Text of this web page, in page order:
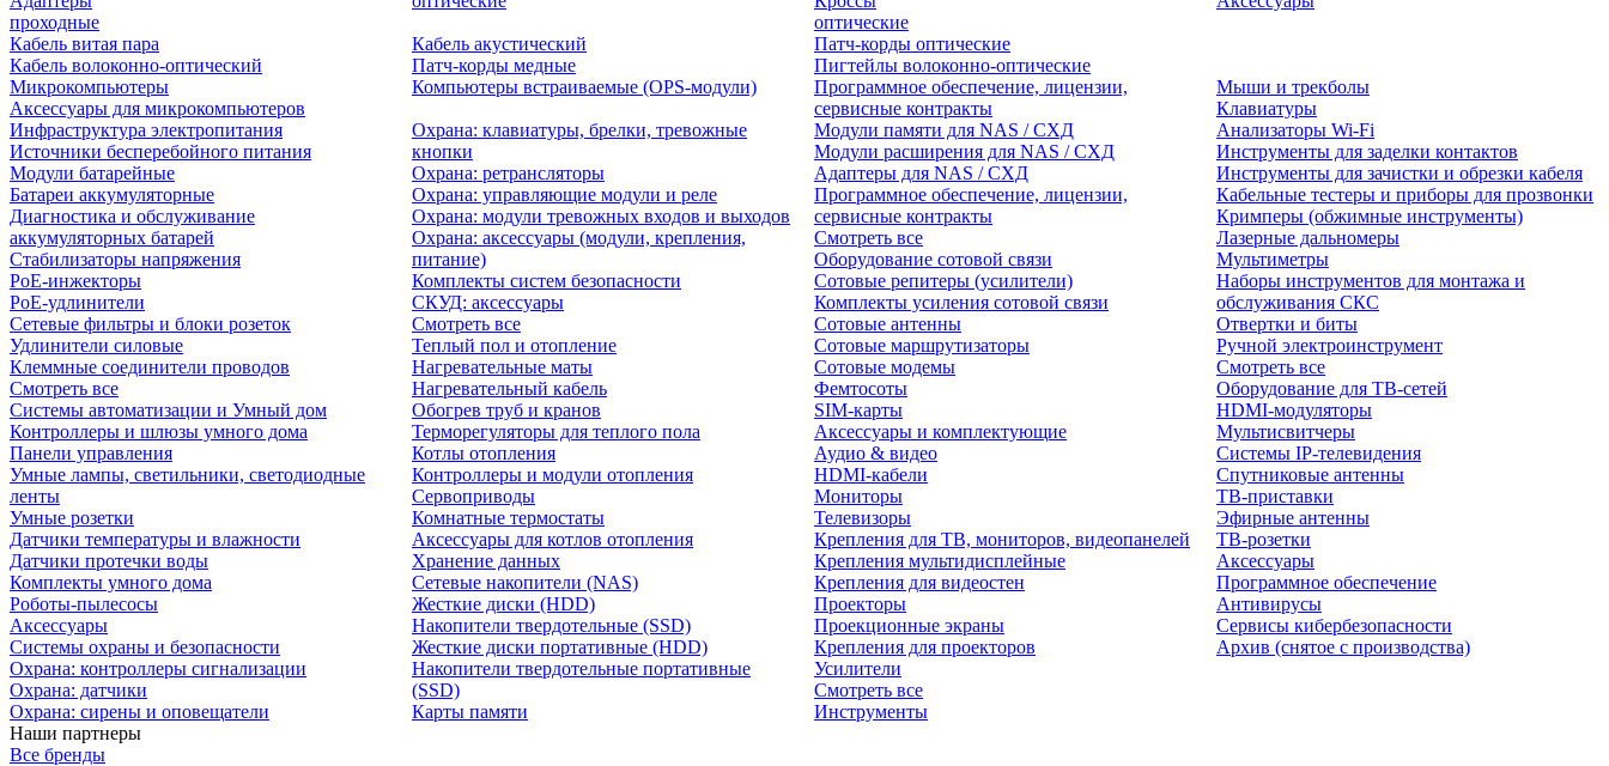
проходные
оптические
Кабель витая пара
Кабель волоконно-оптический
Кабель акустический
Патч-корды медные
Патч-корды оптические
Пигтейлы волоконно-оптические
Микрокомпьютеры
Аксессуары для микрокомпьютеров
Компьютеры встраиваемые (OPS-модули)
Программное обеспечение, лицензии,
сервисные контракты
Мыши и трекболы
Клавиатуры
Инфраструктура электропитания
Источники бесперебойного питания
Модули батарейные
Батареи аккумуляторные
Диагностика и обслуживание
аккумуляторных батарей
Стабилизаторы напряжения
PoE-инжекторы
PoE-удлинители
Сетевые фильтры и блоки розеток
Удлинители силовые
Клеммные соединители проводов
Смотреть все
Системы автоматизации и Умный дом
Контроллеры и шлюзы умного дома
Панели управления
Умные лампы, светильники, светодиодные
ленты
Умные розетки
Датчики температуры и влажности
Датчики протечки воды
Комплекты умного дома
Роботы-пылесосы
Аксессуары
Системы охраны и безопасности
Охрана: контроллеры сигнализации
Охрана: датчики
Охрана: сирены и оповещатели
Охрана: клавиатуры, брелки, тревожные
кнопки
Охрана: ретрансляторы
Охрана: управляющие модули и реле
Охрана: модули тревожных входов и выходов
Охрана: аксессуары (модули, крепления,
питание)
Комплекты систем безопасности
СКУД: аксессуары
Смотреть все
Теплый пол и отопление
Нагревательные маты
Нагревательный кабель
Обогрев труб и кранов
Терморегуляторы для теплого пола
Котлы отопления
Контроллеры и модули отопления
Сервоприводы
Комнатные термостаты
Аксессуары для котлов отопления
Хранение данных
Сетевые накопители (NAS)
Жесткие диски (HDD)
Накопители твердотельные (SSD)
Жесткие диски портативные (HDD)
Накопители твердотельные портативные
(SSD)
Карты памяти
Модули памяти для NAS / СХД
Модули расширения для NAS / СХД
Адаптеры для NAS / СХД
Программное обеспечение, лицензии,
сервисные контракты
Смотреть все
Оборудование сотовой связи
Сотовые репитеры (усилители)
Комплекты усиления сотовой связи
Сотовые антенны
Сотовые маршрутизаторы
Сотовые модемы
Фемтосоты
SIM-карты
Аксессуары и комплектующие
Аудио & видео
HDMI-кабели
Мониторы
Телевизоры
Крепления для ТВ, мониторов, видеопанелей
Крепления мультидисплейные
Крепления для видеостен
Проекторы
Проекционные экраны
Крепления для проекторов
Усилители
Смотреть все
Инструменты
Анализаторы Wi-Fi
Инструменты для заделки контактов
Инструменты для зачистки и обрезки кабеля
Кабельные тестеры и приборы для прозвонки
Кримперы (обжимные инструменты)
Лазерные дальномеры
Мультиметры
Наборы инструментов для монтажа и
обслуживания СКС
Отвертки и биты
Ручной электроинструмент
Смотреть все
Оборудование для ТВ-сетей
HDMI-модуляторы
Мультисвитчеры
Системы IP-телевидения
Спутниковые антенны
ТВ-приставки
Эфирные антенны
ТВ-розетки
Аксессуары
Программное обеспечение
Антивирусы
Сервисы кибербезопасности
Архив (снятое с производства)
Наши партнеры
Все бренды